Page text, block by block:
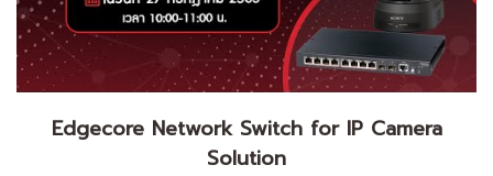
Edgecore Network Switch for IP Camera
Solution